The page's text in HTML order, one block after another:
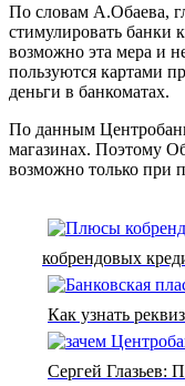
По словам А.Обаева,
стимулировать банки
возможно эта мера и
пользуются картами
деньги в банкоматах.
По данным
магазинах. Поэтому
возможно только при
кобрендовых
Как узнать
Сергей Глазьев: